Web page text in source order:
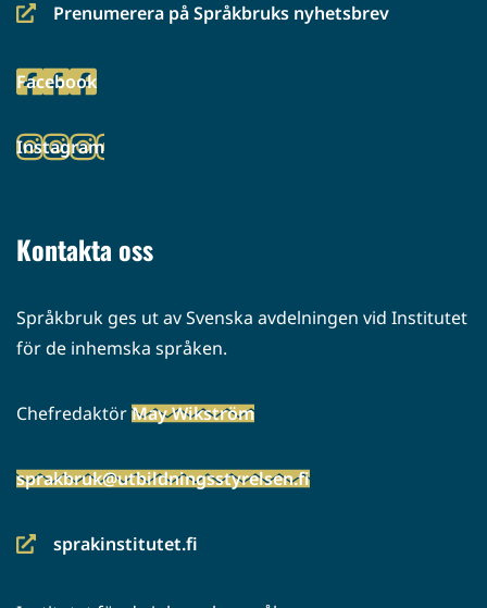
Prenumerera på Språkbruks nyhetsbrev
(siirryt
palveluun)
Facebook
(siirryt
palveluun)
Instagram
(siirryt
Kontakta oss
Språkbruk ges ut av Svenska avdelningen vid Institutet
för de inhemska språken.
ChefredaktörMay Wikström
sprakbruk@utbildningsstyrelsen.fi
sprakinstitutet.fi
(siirryt